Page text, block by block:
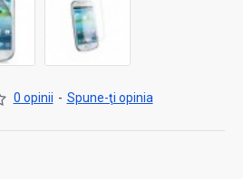
0 opinii - Spune-ţi opinia